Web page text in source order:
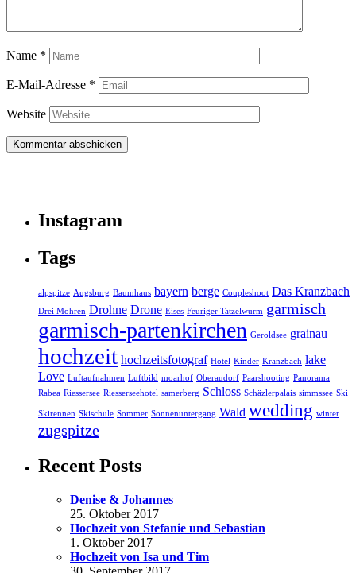
Name *
E-Mail-Adresse *
Website
Instagram
Tags
alpspitze Augsburg Baumhaus bayern berge Coupleshoot Das Kranzbach
Drei Mohren Drohne Drone Eises Feuriger Tatzelwurm garmisch
garmisch-partenkirchen Geroldsee grainau
hochzeit hochzeitsfotograf Hotel Kinder Kranzbach lake
Love Luftaufnahmen Luftbild moarhof Oberaudorf Paarshooting Panorama
Rabea Riessersee Riesserseehotel samerberg Schloss Schäzlerpalais simmssee Ski
Skirennen Skischule Sommer Sonnenuntergang Wald wedding winter
zugspitze
Recent Posts
Denise & Johannes
25. Oktober 2017
Hochzeit von Stefanie und Sebastian
1. Oktober 2017
Hochzeit von Isa und Tim